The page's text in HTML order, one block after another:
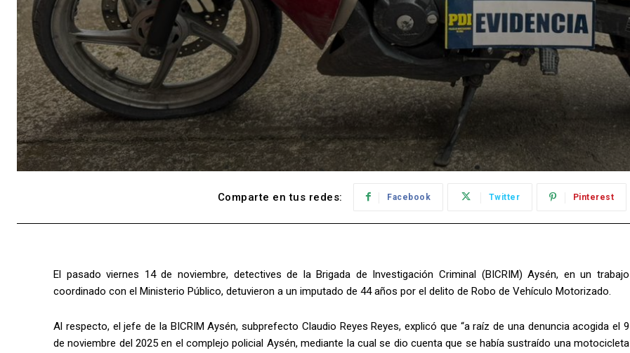
Comparte en tus redes: Facebook Twitter Pinterest
El pasado viernes 14 de noviembre, detectives de la Brigada de Investigación Criminal (BICRIM) Aysén, en un trabajo
coordinado con el Ministerio Público, detuvieron a un imputado de 44 años por el delito de Robo de Vehículo Motorizado.
Al respecto, el jefe de la BICRIM Aysén, subprefecto Claudio Reyes Reyes, explicó que “a raíz de una denuncia acogida el 9
de noviembre del 2025 en el complejo policial Aysén, mediante la cual se dio cuenta que se había sustraído una motocicleta